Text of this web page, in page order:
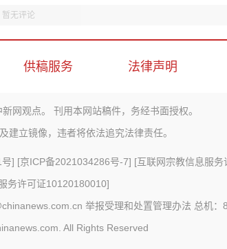
暂无评论
供稿服务 法律声明
网观点。 刊用本网站稿件，务经书面授权。
建立镜像，违者将依法追究法律责任。
] [京ICP备2021034286号-7] [互联网宗教信息服
务许可证10120180010]
举报受理和处置管理办法 总机：
All Rights Reserved